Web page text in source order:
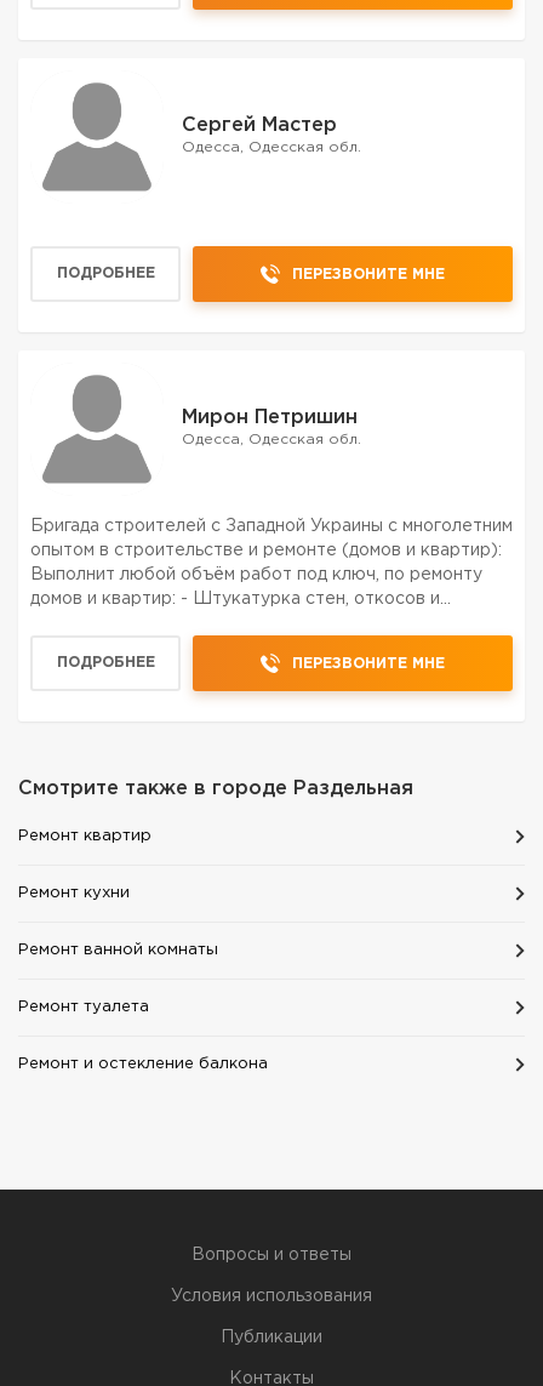
Сергей Мастер
Одесса, Одесская обл.
ПОДРОБНЕЕ ПЕРЕЗВОНИТЕ МНЕ
Мирон Петришин
Одесса, Одесская обл.
Бригада строителей с Западной Украины с многолетним
опытом в строительстве и ремонте (домов и квартир):
Выполнит любой объём работ под ключ, по ремонту
домов и квартир: - Штукатурка стен, откосов и
ПОДРОБНЕЕ ПЕРЕЗВОНИТЕ МНЕ
Смотрите также в городе Раздельная
Ремонт квартир
Ремонт кухни
Ремонт ванной комнаты
Ремонт туалета
Ремонт и остекление балкона
Вопросы и ответы
Условия использования
Публикации
Контакты